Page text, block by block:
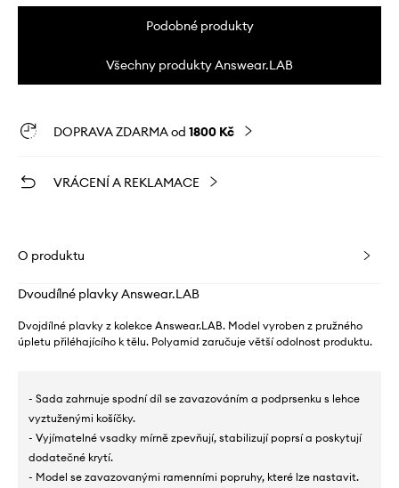
Podobné produkty
Všechny produkty Answear.LAB
DOPRAVA ZDARMA od 1800 Kč
VRÁCENÍ A REKLAMACE
O produktu
Dvoudílné plavky Answear.LAB
Dvojdílné plavky z kolekce Answear.LAB. Model vyroben z pružného
úpletu přiléhajícího k tělu. Polyamid zaručuje větší odolnost produktu.
- Sada zahrnuje spodní díl se zavazováním a podprsenku s lehce
vyztuženými košíčky.
- Vyjímatelné vsadky mírně zpevňují, stabilizují poprsí a poskytují
dodatečné krytí.
- Model se zavazovanými ramenními popruhy, které lze nastavit.